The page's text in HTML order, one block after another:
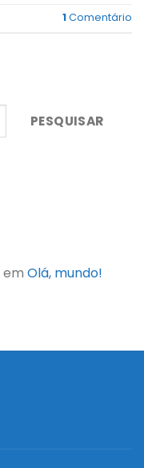
1Comentário
PESQUISAR
em Olá, mundo!